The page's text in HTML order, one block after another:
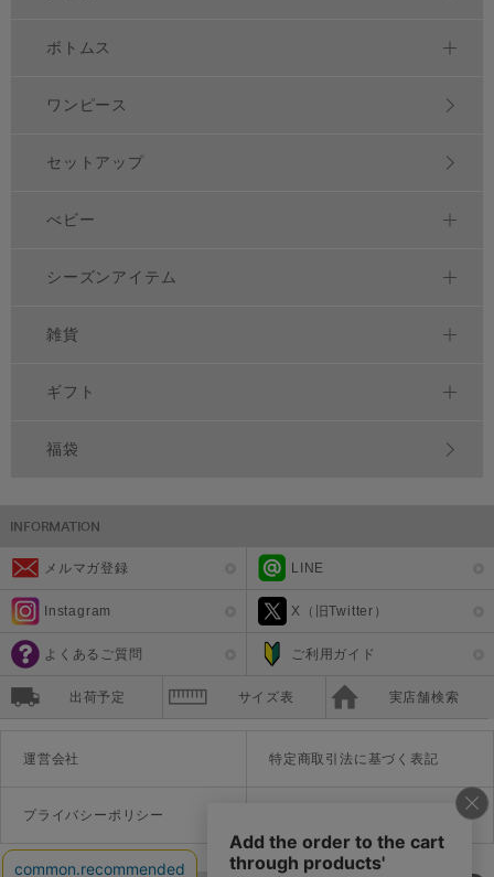
ボトムス
ワンピース
セットアップ
べビー
シーズンアイテム
雑貨
ギフト
福袋
メルマガ登録 LINE
Instagram X（旧Twitter）
よくあるご質問 ご利用ガイド
出荷予定 サイズ表 実店舗検索
運営会社 特定商取引法に基づく表記
プライバシーポリシー